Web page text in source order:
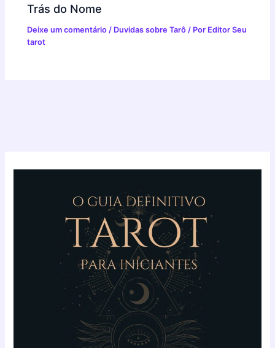
Trás do Nome
Deixe um comentário / Duvidas sobre Tarô / Por Editor Seu
tarot